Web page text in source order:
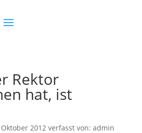
Rektor
hat, ist
2012verfasst von: admin